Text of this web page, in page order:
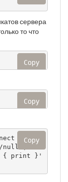
сервера
то что
Copy
Copy
nexus.
| awk
{ print }'
Copy